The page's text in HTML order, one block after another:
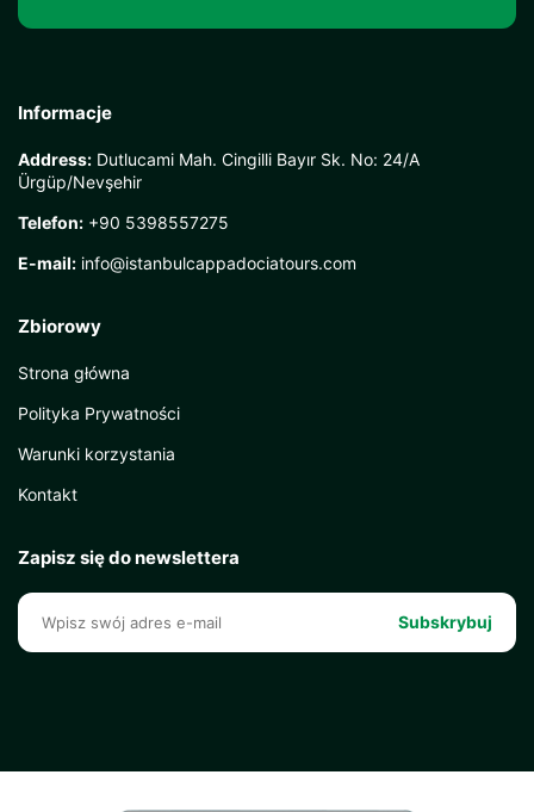
Informacje
Address: Dutlucami Mah. Cingilli Bayır Sk. No: 24/A
Ürgüp/Nevşehir
Telefon: +90 5398557275
E-mail: info@istanbulcappadociatours.com
Zbiorowy
Strona główna
Polityka Prywatności
Warunki korzystania
Kontakt
Zapisz się do newslettera
Subskrybuj